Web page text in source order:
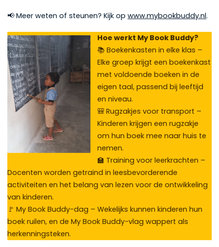
📢 Meer weten of steunen? Kijk op www.mybookbuddy.nl.
Hoe werkt My Book Buddy?
📚 Boekenkasten in elke klas –
Elke groep krijgt een boekenkast
met voldoende boeken in de
eigen taal, passend bij leeftijd
en niveau.
🎒 Rugzakjes voor transport –
Kinderen krijgen een rugzakje
om hun boek mee naar huis te
nemen.
🏫 Training voor leerkrachten –
Docenten worden getraind in leesbevorderende
activiteiten en het belang van lezen voor de ontwikkeling
van kinderen.
🚩 My Book Buddy-dag – Wekelijks kunnen kinderen hun
boek ruilen, en de My Book Buddy-vlag wappert als
herkenningsteken.